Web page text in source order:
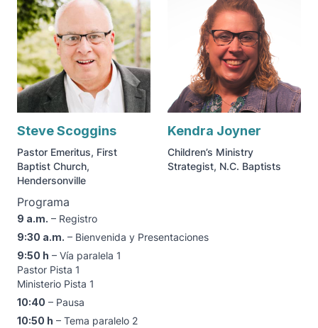
Steve Scoggins
Pastor Emeritus, First
Baptist Church,
Hendersonville
Kendra Joyner
Children’s Ministry
Strategist, N.C. Baptists
Programa
9 a.m. – Registro
9:30 a.m. – Bienvenida y Presentaciones
9:50 h – Vía paralela 1
Pastor Pista 1
Ministerio Pista 1
10:40 – Pausa
10:50 h – Tema paralelo 2